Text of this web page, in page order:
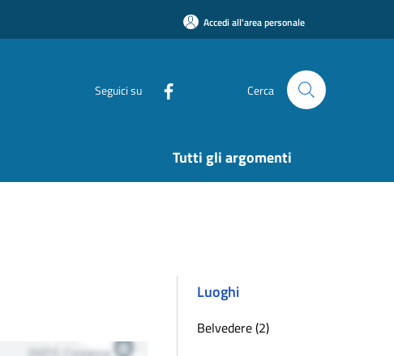
Accedi all'area personale
Seguici su Cerca
Tutti gli argomenti
Luoghi
Belvedere (2)